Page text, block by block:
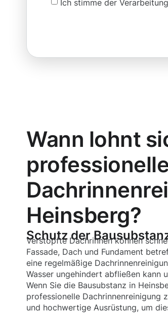
Ich stimme der
Wann lohnt
Heinsberg?
Schutz der
Verstopfte Dachrinnen können
Fassade, Dach und Fundament
eine regelmäßige
Wasser ungehindert abfließen kann
Wenn Sie die Bausubstanz in
professionelle Dachrinnenreinigung
und hochwertige Ausrüstung, um